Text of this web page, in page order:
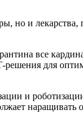
но и
все
для
и
наращивать